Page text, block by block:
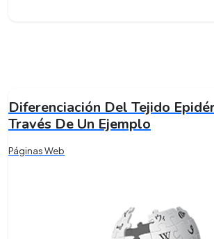
Diferenciación Del Tejido
Través De Un Ejemplo
Páginas Web